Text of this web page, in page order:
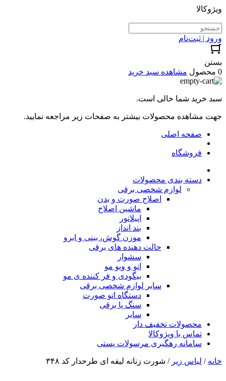
ویژوکالا
ورود | ثبت‌نام
بستن
0 محصول
مشاهده سبد خرید
سبد خرید شما خالی است.
جهت مشاهده محصولات بیشتر به صفحات زیر مراجعه نمایید.
صفحه اصلی
فروشگاه
دسته بندی محصولات
لوازم شخصی برقی
اصلاح صورت و بدن
ماشین اصلاح
اپیلاتور
بند انداز
موزن گوش، بینی و ابرو
حالت دهنده های برقی
سشوار
اتو و ویو مو
بیگودی و فر کننده ی مو
سایر لوازم شخصی برقی
دستگاه اتو صورت
سنگ پا برقی
سایر
محصولات تخفیف دار
تماس با ویژوکالا
سامانه رهگیری مرسولات پستی
خانه / لباس زیر / شورت زنانه لیفه ای طرحدار کد ۳۴۸